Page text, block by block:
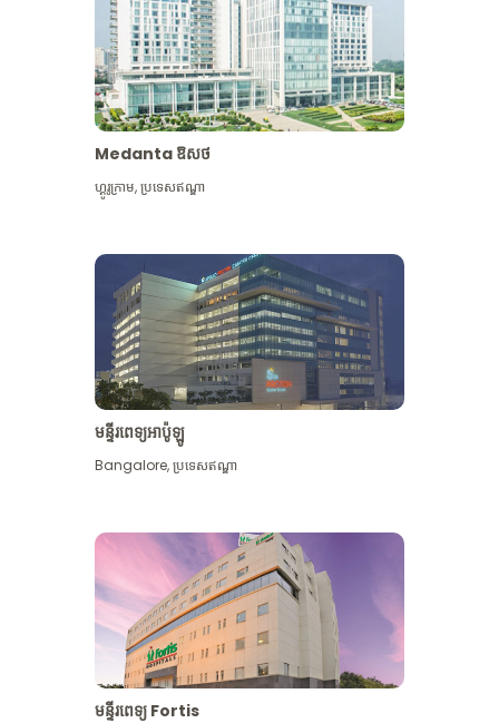
មើល​ច្រើន​ទៀត
Medanta ឱសថ
ហ្គូរូក្រាម,ប្រទេសឥណ្ឌា
មន្ទីរពេទ្យអាប៉ូឡូ
Bangalore,ប្រទេសឥណ្ឌា
មន្ទីរពេទ្យ Fortis